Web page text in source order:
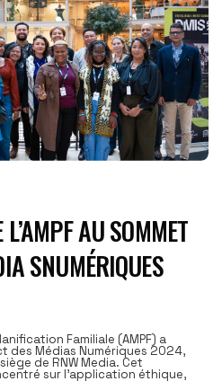
AU SOMMET
SNUMÉRIQUES
Familiale (AMPF) a
des Médias Numériques 2024,
de RNW Media. Cet
sur l’application éthique,